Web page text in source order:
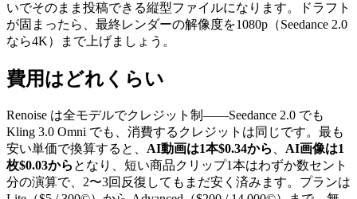
いでそのまま投稿できる縦型ファイルになります。ドラフト
が固まったら、最終レンダーの解像度を1080p（Seedance 2.0
なら4K）まで上げましょう。
費用はどれくらい
Renoise は全モデルでクレジット制——Seedance 2.0 でも
Kling 3.0 Omni でも、消費するクレジットは同じです。最も
安い単価で換算すると、 AI動画は1本$0.34から
AI画像は1
枚$0.03から となり、短い商品クリップ1本はわずか数セント
分の演算で、2〜3回反復してもまだ安く済みます。プランは